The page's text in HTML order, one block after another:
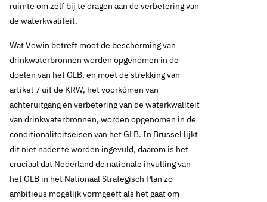
ruimte om zélf bij te dragen aan de verbetering van
de waterkwaliteit.
Wat Vewin betreft moet de bescherming van
drinkwaterbronnen worden opgenomen in de
doelen van het GLB, en moet de strekking van
artikel 7 uit de KRW, het voorkómen van
achteruitgang en verbetering van de waterkwaliteit
van drinkwaterbronnen, worden opgenomen in de
conditionaliteitseisen van het GLB. In Brussel lijkt
dit niet nader te worden ingevuld, daarom is het
cruciaal dat Nederland de nationale invulling van
het GLB in het Nationaal Strategisch Plan zo
ambitieus mogelijk vormgeeft als het gaat om